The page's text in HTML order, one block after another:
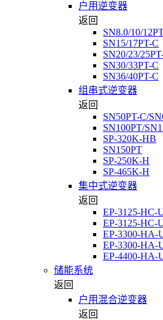
户用逆变器
返回
SN8.0/10/
SN15/17PT-C
SN20/23/
SN30/33PT-C
SN36/40PT-C
组串式逆变器
返回
SN50PT-C/
SN100PT/
SP-320K-HB
SN150PT
SP-250K-H
SP-465K-H
集中式逆变器
返回
EP-3125-HC-
EP-3125-HC-
EP-3300-HA-
EP-3300-HA-
EP-4400-HA-
储能系统
返回
户用混合逆变器
返回